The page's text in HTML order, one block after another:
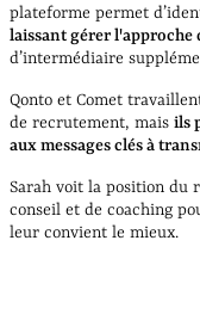
plateforme permet
laissant gérer l'approche
d’intermédiaire
Qonto et Comet
de recrutement, mais ils
aux messages clés à
Sarah voit la position du
conseil et de coaching
leur convient le mieux.